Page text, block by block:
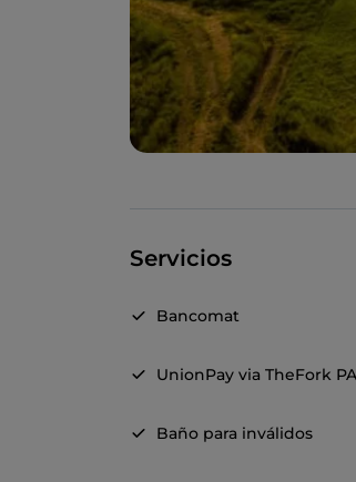
Servicios
Bancomat
UnionPay via TheFork
Baño para inválidos